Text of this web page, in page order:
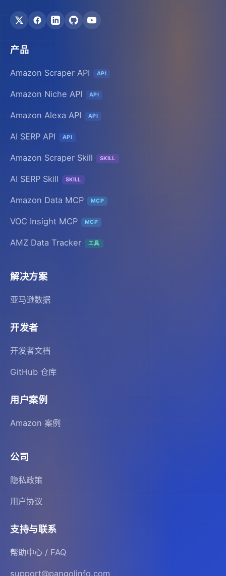
产品
Amazon Scraper API API
Amazon Niche API API
Amazon Alexa API API
AI SERP API API
Amazon Scraper Skill SKILL
AI SERP Skill SKILL
Amazon Data MCP MCP
VOC Insight MCP MCP
AMZ Data Tracker 工具
解决方案
亚马逊数据
开发者
开发者文档
GitHub 仓库
用户案例
Amazon 案例
公司
隐私政策
用户协议
支持与联系
帮助中心 / FAQ
support@pangolinfo.com